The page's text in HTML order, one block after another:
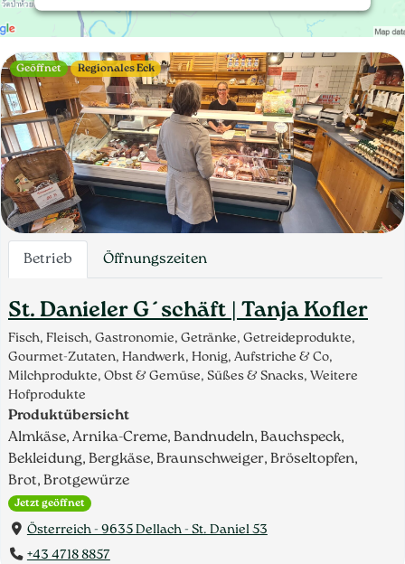
Betrieb Öffnungszeiten
St. Danieler G´schäft | Tanja Kofler
Fisch, Fleisch, Gastronomie, Getränke, Getreideprodukte,
Gourmet-Zutaten, Handwerk, Honig, Aufstriche & Co,
Milchprodukte, Obst & Gemüse, Süßes & Snacks, Weitere
Hofprodukte
Produktübersicht
Almkäse, Arnika-Creme, Bandnudeln, Bauchspeck,
Bekleidung, Bergkäse, Braunschweiger, Bröseltopfen,
Brot, Brotgewürze
Jetzt geöffnet
Österreich - 9635 Dellach - St. Daniel 53
+43 4718 8857
Geöffnet Regionales Eck